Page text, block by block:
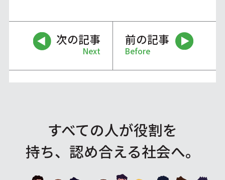
次の記事
Next
前の記事
Before
すべての人が役割を
持ち、認め合える社会へ。